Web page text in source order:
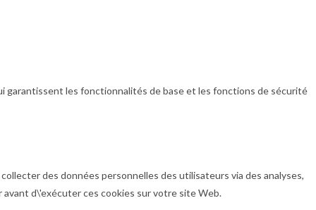
garantissent les fonctionnalités de base et les fonctions de sécurité
des données personnelles des utilisateurs via des analyses,
d\'exécuter ces cookies sur votre site Web.